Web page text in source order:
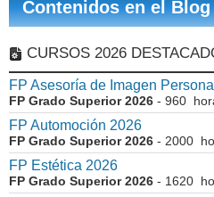
Contenidos en el Blog
CURSOS 2026
FP Asesoría de Imagen
FP Grado Superior 2026 - 960
FP Automoción 2026
FP Grado Superior 2026 - 2000
FP Estética 2026
FP Grado Superior 2026 - 1620